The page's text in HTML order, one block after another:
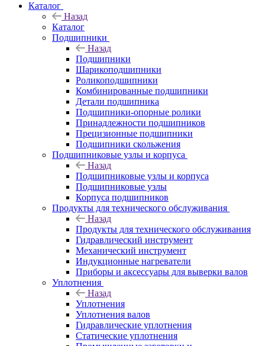
Каталог
Назад
Каталог
Подшипники
Назад
Подшипники
Шарикоподшипники
Роликоподшипники
Комбинированные подшипники
Детали подшипника
Подшипники-опорные ролики
Принадлежности подшипников
Прецизионные подшипники
Подшипники скольжения
Подшипниковые узлы и корпуса
Назад
Подшипниковые узлы и корпуса
Подшипниковые узлы
Корпуса подшипников
Продукты для технического обслуживания
Назад
Продукты для технического обслуживания
Гидравлический инструмент
Механический инструмент
Индукционные нагреватели
Приборы и аксессуары для выверки валов
Уплотнения
Назад
Уплотнения
Уплотнения валов
Гидравлические уплотнения
Статические уплотнения